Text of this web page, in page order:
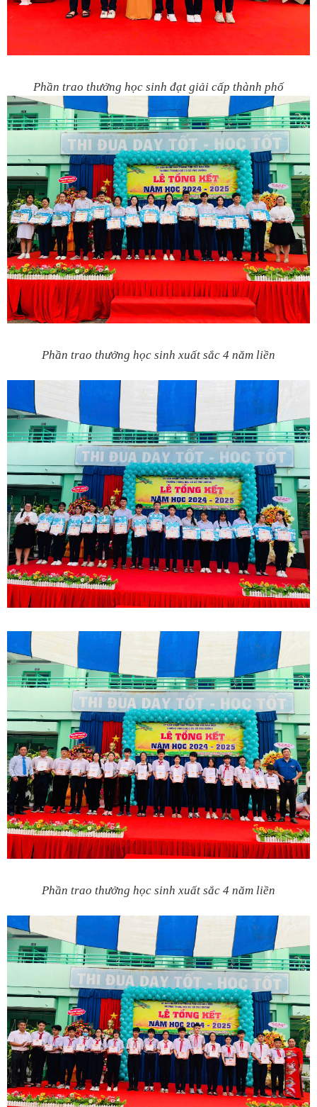
Phần trao thưởng học sinh đạt giải cấp thành phố
Phần trao thưởng học sinh xuất sắc 4 năm liền
Phần trao thưởng học sinh xuất sắc 4 năm liền